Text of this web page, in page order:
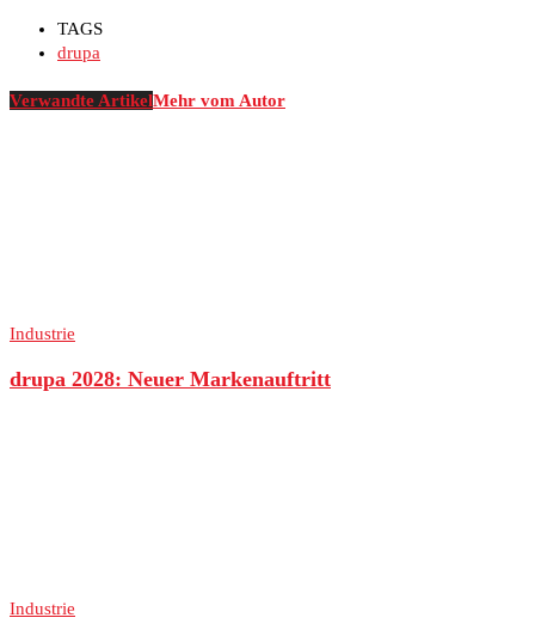
TAGS
drupa
Verwandte ArtikelMehr vom Autor
Industrie
drupa 2028: Neuer Markenauftritt
Industrie